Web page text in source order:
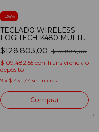
-26%
TECLADO WIRELESS
LOGITECH K480 MULTI-
DEVICE BLUETOOTH
BLACK ESPANOL 920-
006346
$128.803,00 $173.884,00
$109.482,55 con Transferencia o
depósito
9 x $14.311,44 sin interés
Comprar